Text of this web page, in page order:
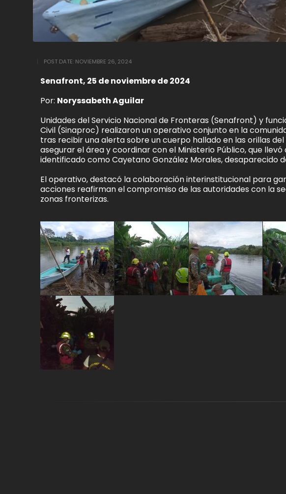
POST DATE: NOVIEMBRE 26, 2024
Senafront, 25 de noviembre de 2024
Por: Noryssabeth Aguilar
Unidades del Servicio Nacional de Fronteras (Senafront) y
Civil (Sinaproc) realizaron un operativo conjunto en la
tras recibir una alerta sobre un cuerpo hallado en las orillas
asegurar el área y coordinar con el Ministerio Público, que
identificado como Cayetano González Morales, desaparecido
El operativo, destacó la colaboración interinstitucional para
acciones reafirman el compromiso de las autoridades con la
zonas fronterizas.